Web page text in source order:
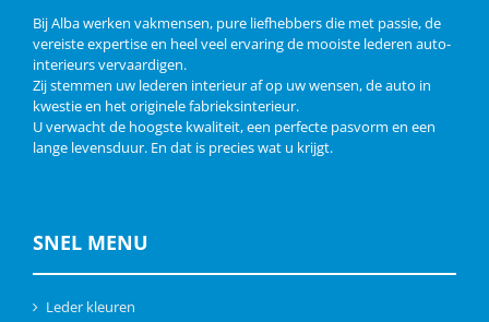
Bij Alba werken vakmensen, pure liefhebbers die met passie, de
vereiste expertise en heel veel ervaring de mooiste lederen auto-
interieurs vervaardigen.
Zij stemmen uw lederen interieur af op uw wensen, de auto in
kwestie en het originele fabrieksinterieur.
U verwacht de hoogste kwaliteit, een perfecte pasvorm en een
lange levensduur. En dat is precies wat u krijgt.
SNEL MENU
Leder kleuren